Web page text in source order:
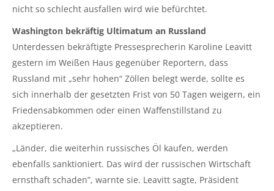
nicht so schlecht ausfallen wird wie befürchtet.
Washington bekräftig Ultimatum an Russland
Unterdessen bekräftigte Pressesprecherin Karoline Leavitt
gestern im Weißen Haus gegenüber Reportern, dass
Russland mit „sehr hohen“ Zöllen belegt werde, sollte es
sich innerhalb der gesetzten Frist von 50 Tagen weigern, ein
Friedensabkommen oder einen Waffenstillstand zu
akzeptieren.
„Länder, die weiterhin russisches Öl kaufen, werden
ebenfalls sanktioniert. Das wird der russischen Wirtschaft
ernsthaft schaden”, warnte sie. Leavitt sagte, Präsident